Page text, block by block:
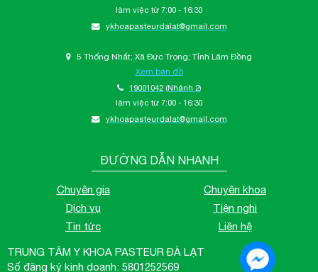
làm việc từ 7:00 - 16:30
ykhoapasteurdalat@gmail.com
5 Thống Nhất; Xã Đức Trọng; Tỉnh Lâm Đồng
Xem bản đồ
19001042 (Nhánh 2)
làm việc từ 7:00 - 16:30
ykhoapasteurdalat@gmail.com
ĐƯỜNG DẪN NHANH
Chuyên gia
Chuyên khoa
Dịch vụ
Tiện nghi
Tin tức
Liên hệ
TRUNG TÂM Y KHOA PASTEUR ĐÀ LẠT
Số đăng ký kinh doanh: 5801252569